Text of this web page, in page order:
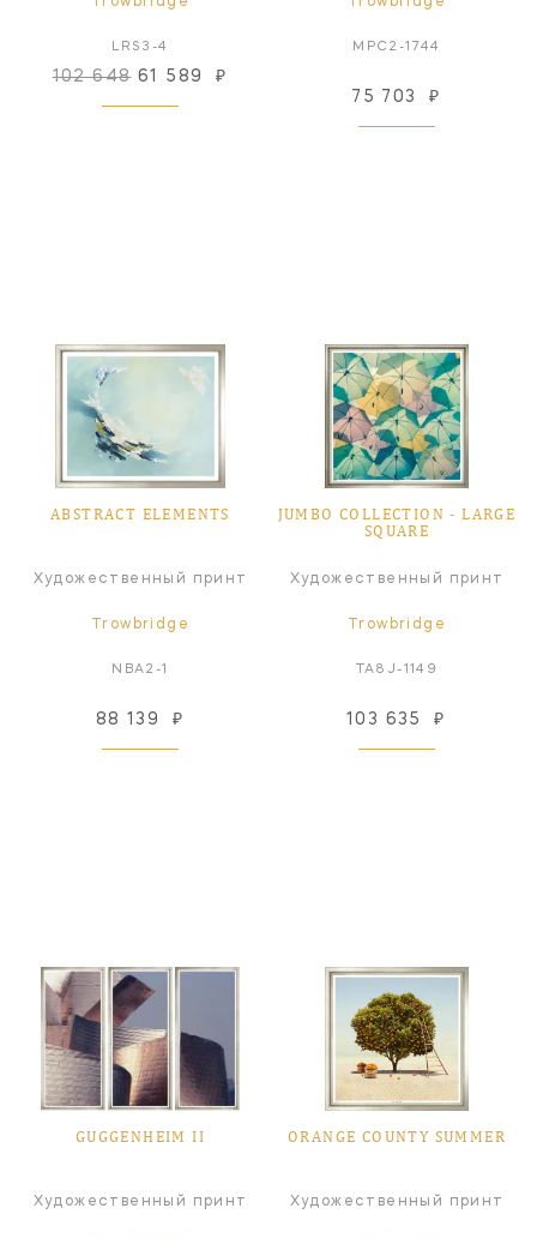
LRS3-4
102 64861 589 ₽
MPC2-1744
75 703 ₽
ABSTRACT ELEMENTS
Художественный принт
Trowbridge
NBA2-1
88 139 ₽
JUMBO COLLECTION ‑ LARGE
SQUARE
Художественный принт
Trowbridge
TA8J-1149
103 635 ₽
GUGGENHEIM II
Художественный принт
ORANGE COUNTY SUMMER
Художественный принт